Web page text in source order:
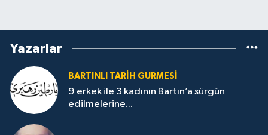
Yazarlar
BARTINLI TARIH GURMESI
9 erkek ile 3 kadının Bartın’a sürgün
edilmelerine...